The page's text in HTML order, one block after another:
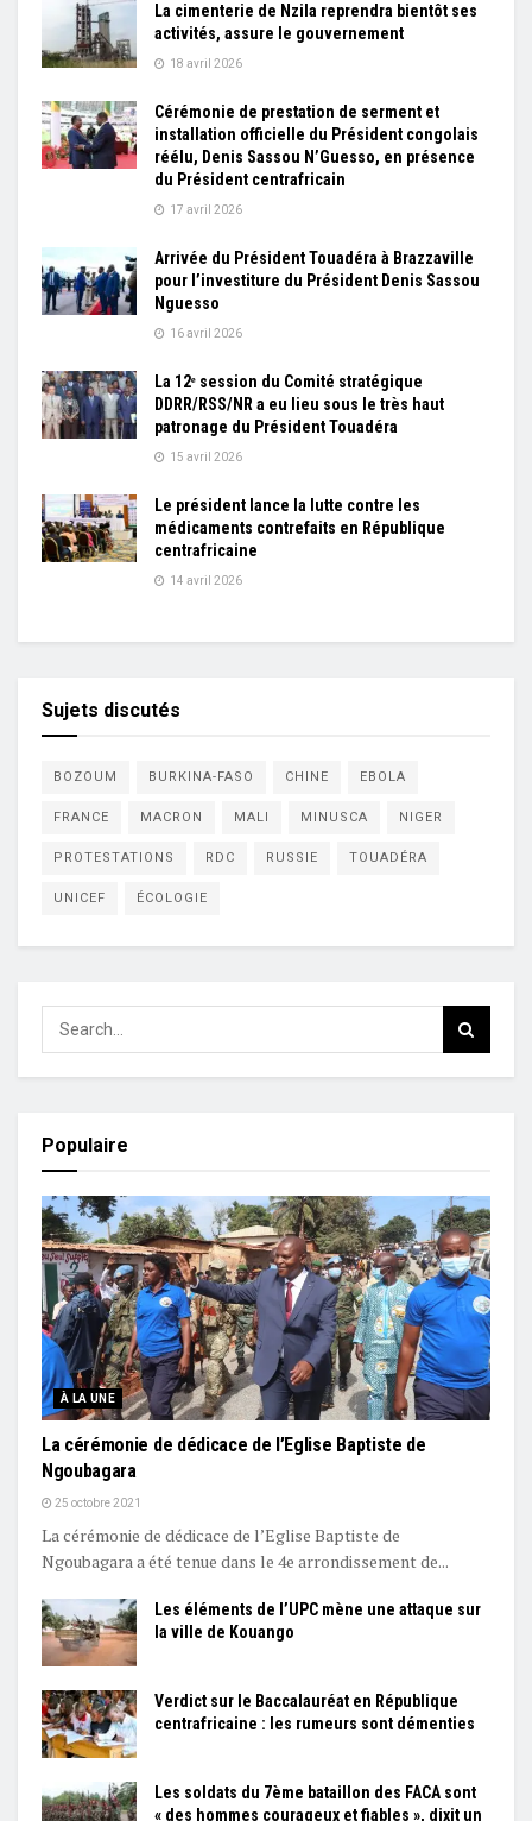
La cimenterie de Nzila reprendra bientôt ses
activités, assure le gouvernement
18 avril 2026
Cérémonie de prestation de serment et
installation officielle du Président congolais
réélu, Denis Sassou N’Guesso, en présence
du Président centrafricain
17 avril 2026
Arrivée du Président Touadéra à Brazzaville
pour l’investiture du Président Denis Sassou
Nguesso
16 avril 2026
La 12ᵉ session du Comité stratégique
DDRR/RSS/NR a eu lieu sous le très haut
patronage du Président Touadéra
15 avril 2026
Le président lance la lutte contre les
médicaments contrefaits en République
centrafricaine
14 avril 2026
Sujets discutés
BOZOUM BURKINA-FASO CHINE EBOLA
FRANCE MACRON MALI MINUSCA NIGER
PROTESTATIONS RDC RUSSIE TOUADÉRA
UNICEF ÉCOLOGIE
Populaire
À LA UNE
La cérémonie de dédicace de l’Eglise Baptiste de
Ngoubagara
25 octobre 2021
La cérémonie de dédicace de l’Eglise Baptiste de
Ngoubagara a été tenue dans le 4e arrondissement de...
Les éléments de l’UPC mène une attaque sur
la ville de Kouango
Verdict sur le Baccalauréat en République
centrafricaine : les rumeurs sont démenties
Les soldats du 7ème bataillon des FACA sont
« des hommes courageux et fiables », dixit un